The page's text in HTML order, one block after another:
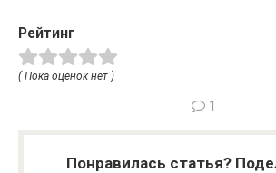
Рейтинг
( Пока оценок нет )
1
Понравилась статья?